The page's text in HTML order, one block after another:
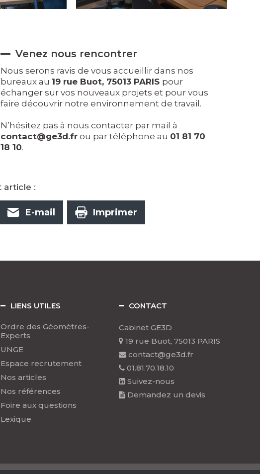
Venez nous rencontrer
Nous serons ravis de vous accueillir dans nos
bureaux au 19 rue Buot, 75013 PARIS pour
échanger sur vos nouveaux projets et pour vous
faire découvrir notre environnement de travail.
N’hésitez pas à nous contacter par mail à
contact@ge3d.fr ou par téléphone au 01 81 70
18 10.
E-mail Imprimer
LIENS UTILES
Ordre des Géomètres-
Experts
UNGE
Espace recrutement
Nos articles
Nos références
Foire aux questions
Lexique
CONTACT
Cabinet GE3D
19 rue Buot, 75013 PARIS
contact@ge3d.fr
01.81.70.18.10
Suivez-nous
Demandez un devis